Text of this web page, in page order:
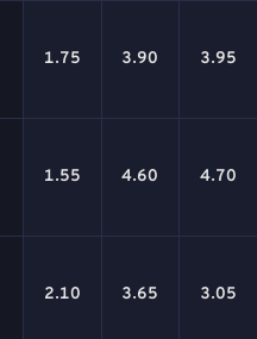
1.75 3.90 3.95
1.55 4.60 4.70
2.10 3.65 3.05